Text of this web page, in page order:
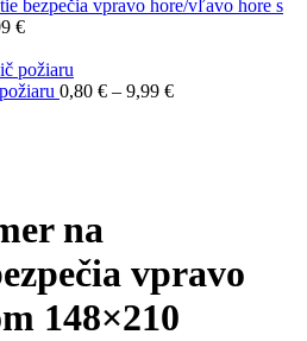
bezpečia vpravo hore/vľavo hore s
€Price
1,39 €
through
0,80 € – 9,99 €Price
na
vpravo
148×210